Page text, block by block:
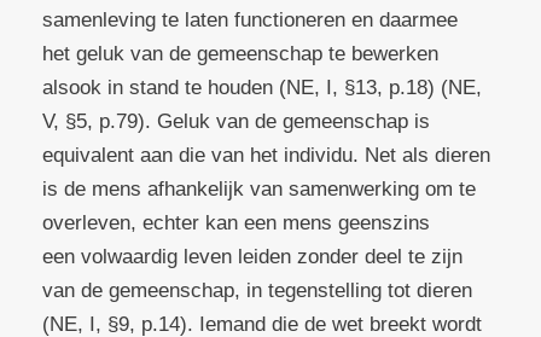
samenleving te laten functioneren en daarmee
het geluk van de gemeenschap te bewerken
alsook in stand te houden (NE, I, §13, p.18) (NE,
V, §5, p.79). Geluk van de gemeenschap is
equivalent aan die van het individu. Net als dieren
is de mens afhankelijk van samenwerking om te
overleven, echter kan een mens geenszins
een volwaardig leven leiden zonder deel te zijn
van de gemeenschap, in tegenstelling tot dieren
(NE, I, §9, p.14). Iemand die de wet breekt wordt